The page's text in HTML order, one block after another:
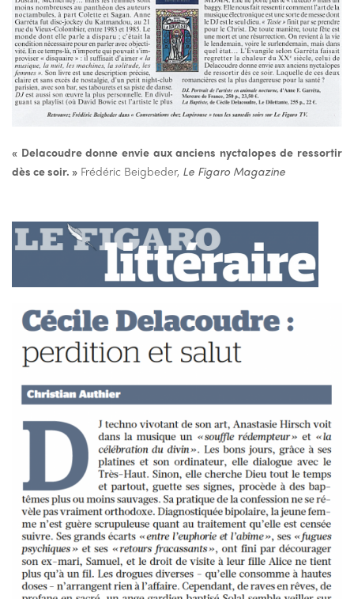
« Delacoudre donne envie aux anciens nyctalopes de ressortir
dès ce soir. » Frédéric Beigbeder, Le Figaro Magazine